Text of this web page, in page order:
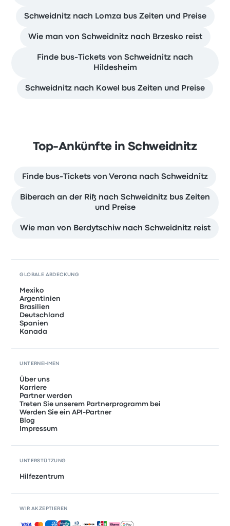
Schweidnitz nach Lomza bus Zeiten und Preise
Wie man von Schweidnitz nach Brzesko reist
Finde bus-Tickets von Schweidnitz nach
Hildesheim
Schweidnitz nach Kowel bus Zeiten und Preise
Top-Ankünfte in Schweidnitz
Finde bus-Tickets von Verona nach Schweidnitz
Biberach an der Riß nach Schweidnitz bus Zeiten
und Preise
Wie man von Berdytschiw nach Schweidnitz reist
GLOBALE ABDECKUNG
Mexiko
Argentinien
Brasilien
Deutschland
Spanien
Kanada
UNTERNEHMEN
Über uns
Karriere
Partner werden
Treten Sie unserem Partnerprogramm bei
Werden Sie ein API-Partner
Blog
Impressum
UNTERSTÜTZUNG
Hilfezentrum
WIR AKZEPTIEREN
Akzeptierte Zahlungsmethoden